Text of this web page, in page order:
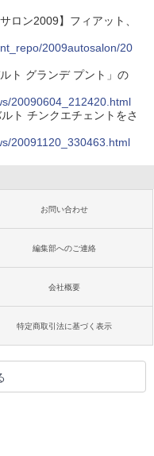
ロン2009】フィアット、
2009autosalon/20
ト グランデ プント」の
20090604_212420.html
ト チンクエチェントをさ
20091120_330463.html
お問い合わせ
編集部へのご連絡
会社概要
特定商取引法に基づく表示